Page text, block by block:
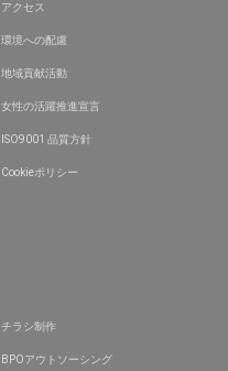
アクセス
環境への配慮
地域貢献活動
女性の活躍推進宣言
ISO9001 品質方針
Cookieポリシー
チラシ制作
BPOアウトソーシング